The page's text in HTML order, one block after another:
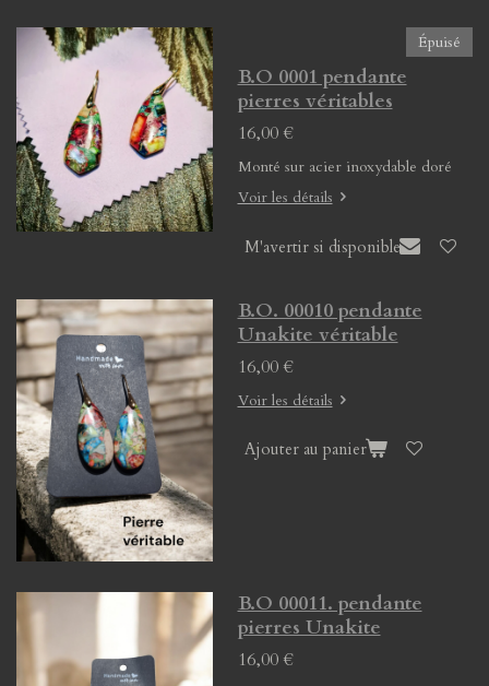
Épuisé
B.O 0001 pendante
pierres véritables
16,00 €
Monté sur acier inoxydable doré
Voir les détails
M'avertir si disponible
B.O. 00010 pendante
Unakite véritable
16,00 €
Voir les détails
Ajouter au panier
B.O 00011. pendante
pierres Unakite
16,00 €